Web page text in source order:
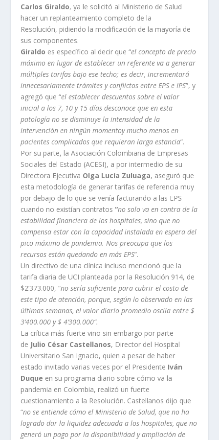
Carlos Giraldo, ya le solicitó al Ministerio de Salud
hacer un replanteamiento completo de la
Resolución, pidiendo la modificación de la mayoría de
sus componentes.
Giraldo es específico al decir que “el concepto de precio
máximo en lugar de establecer un referente va a generar
múltiples tarifas bajo ese techo; es decir, incrementará
innecesariamente trámites y conflictos entre EPS e IPS”, y
agregó que “el establecer descuentos sobre el valor
inicial a los 7, 10 y 15 días desconoce que en esta
patología no se disminuye la intensidad de la
intervención en ningún momentoy mucho menos en
pacientes complicados que requieran larga estancia”.
Por su parte, la Asociación Colombiana de Empresas
Sociales del Estado (ACESI), a por intermedio de su
Directora Ejecutiva Olga Lucía Zuluaga, aseguró que
esta metodología de generar tarifas de referencia muy
por debajo de lo que se venía facturando a las EPS
cuando no existían contratos“no solo va en contra de la
estabilidad financiera de los hospitales, sino que no
compensa estar con la capacidad instalada en espera del
pico máximo de pandemia. Nos preocupa que los
recursos están quedando en más EPS”.
Un directivo de una clínica incluso mencionó que la
tarifa diaria de UCI planteada por la Resolución 914, de
$2’373.000, “no sería suficiente para cubrir el costo de
este tipo de atención, porque, según lo observado en las
últimas semanas, el valor diario promedio oscila entre $
3’400.000 y $ 4’300.000”.
La crítica más fuerte vino sin embargo por parte
de Julio César Castellanos, Director del Hospital
Universitario San Ignacio, quien a pesar de haber
estado invitado varias veces por el Presidente Iván
Duque en su programa diario sobre cómo va la
pandemia en Colombia, realizó un fuerte
cuestionamiento a la Resolución. Castellanos dijo que
“no se entiende cómo el Ministerio de Salud, que no ha
logrado dar la liquidez adecuada a los hospitales, que no
generó un pago por la disponibilidad y ampliación de